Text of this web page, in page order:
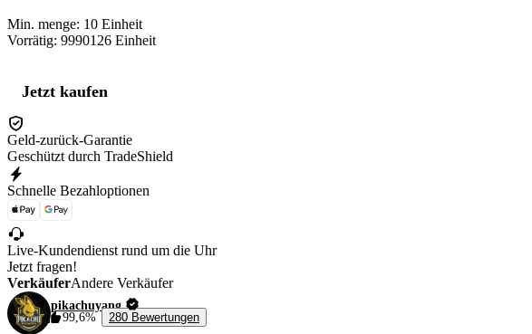
Min. menge: 10 Einheit
Vorrätig: 9990126 Einheit
Jetzt kaufen
Geld-zurück-Garantie
Geschützt durch TradeShield
Schnelle Bezahloptionen
Live-Kundendienst rund um die Uhr
Jetzt fragen!
VerkäuferAndere Verkäufer
pikachuyang
99,6%
280 Bewertungen